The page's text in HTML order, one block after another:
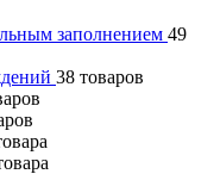
заполнением 49
38 товаров